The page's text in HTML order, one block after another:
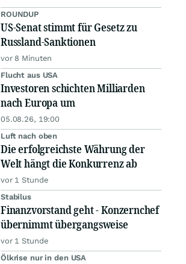
ROUNDUP
US-Senat stimmt für Gesetz zu
Russland-Sanktionen
vor 8 Minuten
Flucht aus USA
Investoren schichten Milliarden
nach Europa um
05.08.26, 19:00
Luft nach oben
Die erfolgreichste Währung der
Welt hängt die Konkurrenz ab
vor 1 Stunde
Stabilus
Finanzvorstand geht - Konzernchef
übernimmt übergangsweise
vor 1 Stunde
Ölkrise nur in den USA